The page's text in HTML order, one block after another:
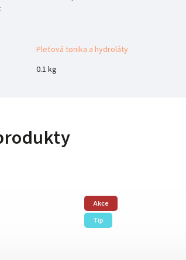
Pleťová tonika a hydroláty
0.1 kg
Akce
Tip